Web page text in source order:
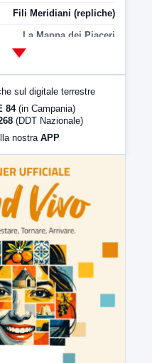
Fili Meridiani (repliche)
La Mappa dei Piaceri
LabNews (Diretta)
LabNews (replica)
sul digitale terrestre
84 (in Campania)
(DDT Nazionale)
nostra APP